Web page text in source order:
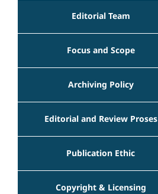
Editorial Team
Focus and Scope
Archiving Policy
Editorial and Review Proses
Publication Ethic
Copyright & Licensing